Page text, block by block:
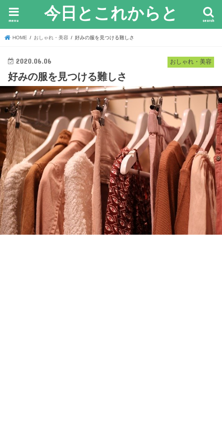
今日とこれからと search
menu
HOME おしゃれ・美容 好みの服を見つける難しさ
おしゃれ・美容
2020.06.06
好みの服を見つける難しさ